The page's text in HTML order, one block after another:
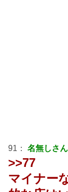
91： 名無しさ
>>77
マイナー